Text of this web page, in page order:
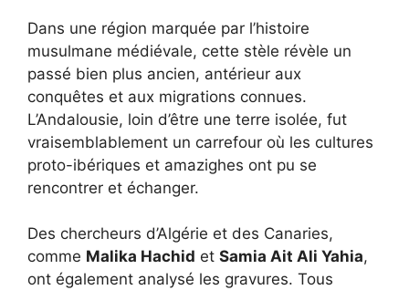
Dans une région marquée par l’histoire
musulmane médiévale, cette stèle révèle un
passé bien plus ancien, antérieur aux
conquêtes et aux migrations connues.
L’Andalousie, loin d’être une terre isolée, fut
vraisemblablement un carrefour où les cultures
proto-ibériques et amazighes ont pu se
rencontrer et échanger.
Des chercheurs d’Algérie et des Canaries,
comme Malika Hachid et Samia Ait Ali Yahia,
ont également analysé les gravures. Tous